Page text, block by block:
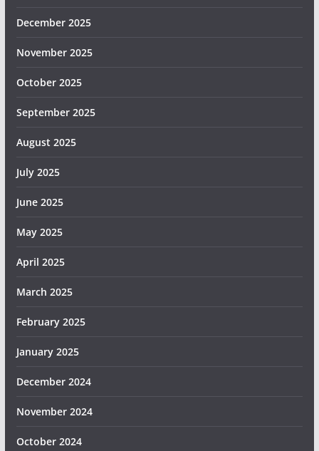
December 2025
November 2025
October 2025
September 2025
August 2025
July 2025
June 2025
May 2025
April 2025
March 2025
February 2025
January 2025
December 2024
November 2024
October 2024